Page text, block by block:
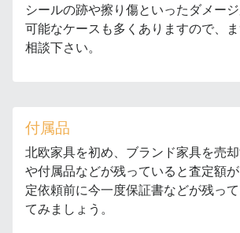
シールの跡や擦り傷といったダメー
可能なケースも多くありますので、
相談下さい。
付属品
北欧家具を初め、ブランド家具を売
や付属品などが残っていると査定額
定依頼前に今一度保証書などが残っ
てみましょう。